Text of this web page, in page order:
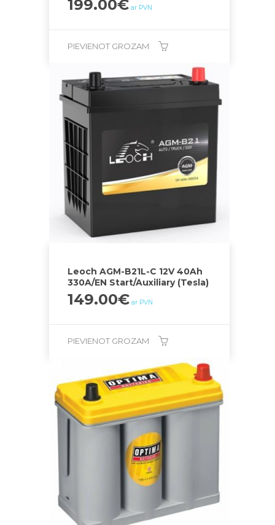
199.00€ ar PVN
PIEVIENOT GROZAM
Leoch AGM-B21L-C 12V 40Ah
330A/EN Start/Auxiliary (Tesla)
149.00€ ar PVN
PIEVIENOT GROZAM